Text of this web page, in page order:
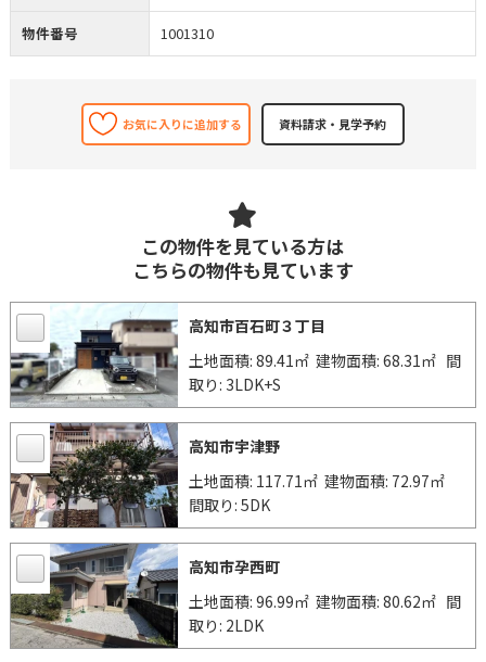
物件番号 1001310
お気に入りに追加する
この物件を見ている方は
こちらの物件も見ています
高知市百石町３丁目
土地面積: 89.41㎡建物面積: 68.31㎡ 間
取り: 3LDK+S
高知市宇津野
土地面積: 117.71㎡建物面積: 72.97㎡
間取り: 5DK
高知市孕西町
土地面積: 96.99㎡建物面積: 80.62㎡ 間
取り: 2LDK